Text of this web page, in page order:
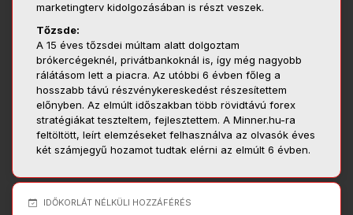
marketingterv kidolgozásában is részt veszek.
Tőzsde:
A 15 éves tőzsdei múltam alatt dolgoztam
brókercégeknél, privátbankoknál is, így még nagyobb
rálátásom lett a piacra. Az utóbbi 6 évben főleg a
hosszabb távú részvénykereskedést részesítettem
előnyben. Az elmúlt időszakban több rövidtávú forex
stratégiákat teszteltem, fejlesztettem. A Minner.hu-ra
feltöltött, leírt elemzéseket felhasználva az olvasók éves
két számjegyű hozamot tudtak elérni az elmúlt 6 évben.
IDŐKORLÁT NÉLKÜLI HOZZÁFÉRÉS